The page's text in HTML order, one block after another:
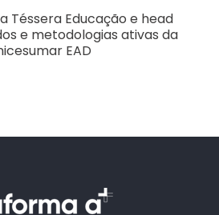
Téssera Educação e head
e metodologias ativas da
EAD